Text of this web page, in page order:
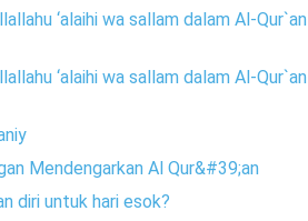
‘alaihi wa sallam dalam Al-Qur`an
‘alaihi wa sallam dalam Al-Qur`an
Mendengarkan Al Qur&#39;an
diri untuk hari esok?